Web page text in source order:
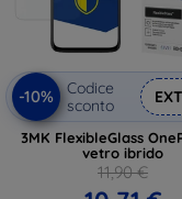
-10%
Codice
sconto
3MK FlexibleGlass
vetro ibrido
11,90 €